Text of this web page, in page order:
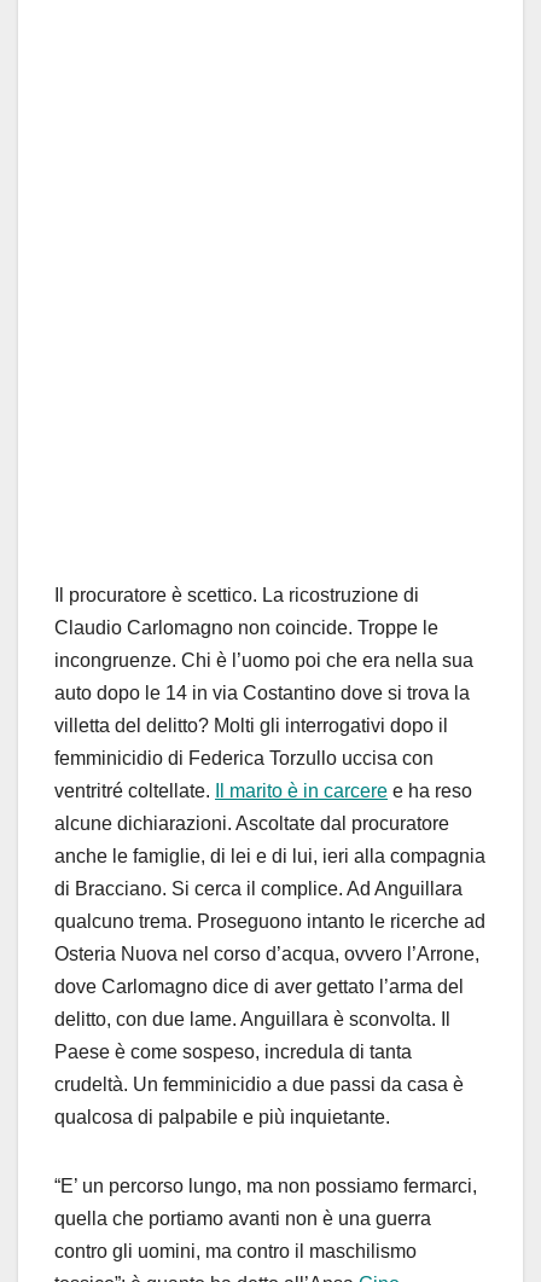
Il procuratore è scettico. La ricostruzione di
Claudio Carlomagno non coincide. Troppe le
incongruenze. Chi è l’uomo poi che era nella sua
auto dopo le 14 in via Costantino dove si trova la
villetta del delitto? Molti gli interrogativi dopo il
femminicidio di Federica Torzullo uccisa con
ventritré coltellate.
Il marito è in carcere e ha reso
alcune dichiarazioni. Ascoltate dal procuratore
anche le famiglie, di lei e di lui, ieri alla compagnia
di Bracciano. Si cerca il complice. Ad Anguillara
qualcuno trema. Proseguono intanto le ricerche ad
Osteria Nuova nel corso d’acqua, ovvero l’Arrone,
dove Carlomagno dice di aver gettato l’arma del
delitto, con due lame. Anguillara è sconvolta. Il
Paese è come sospeso, incredula di tanta
crudeltà. Un femminicidio a due passi da casa è
qualcosa di palpabile e più inquietante.
“E’ un percorso lungo, ma non possiamo fermarci,
quella che portiamo avanti non è una guerra
contro gli uomini, ma contro il maschilismo